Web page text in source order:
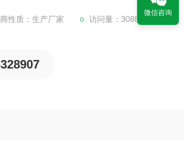
性质：生产厂家 访问量：3088
微信咨询